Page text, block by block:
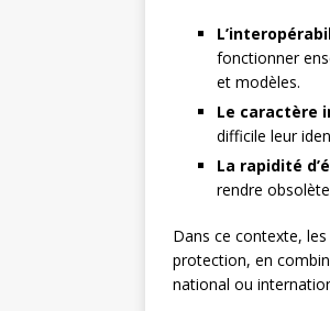
fonctionner
et modèles.
Le caractère
difficile leur
La rapidité
rendre
Dans ce contexte,
protection, en
national ou